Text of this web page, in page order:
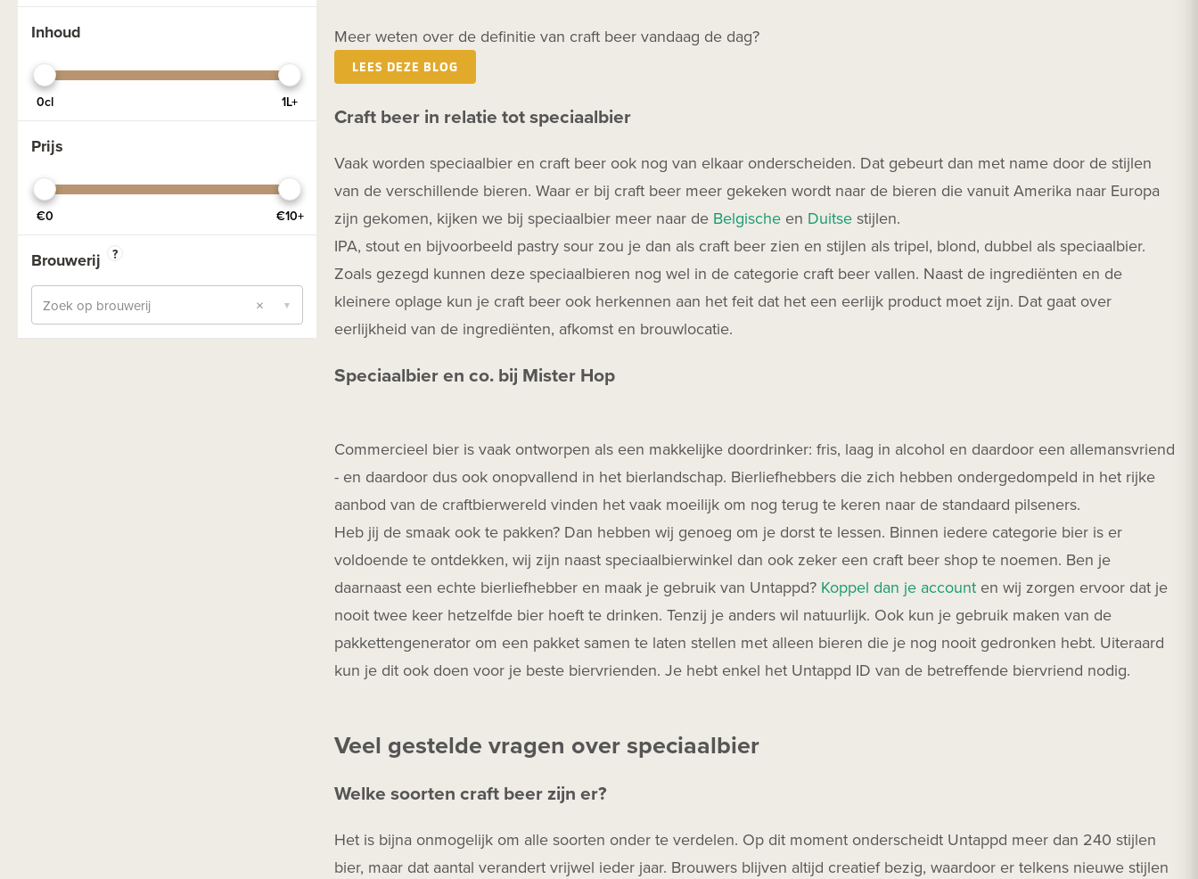
Glutenvrij
Pils
Porter
Session
Stout Coffee
Ghana
Kroatië
Nederland
Polen
Roemenie
Inhoud
0cl 1L+
Prijs
€0 €10+
Brouwerij ?
Zoek op brouwerij × ▼
Meer weten over de definitie van craft beer vandaag de dag?
LEES DEZE BLOG
Craft beer in relatie tot speciaalbier
Vaak worden speciaalbier en craft beer ook nog van elkaar onderscheiden. Dat gebeurt dan met name door de stijlen
van de verschillende bieren. Waar er bij craft beer meer gekeken wordt naar de bieren die vanuit Amerika naar Europa
zijn gekomen, kijken we bij speciaalbier meer naar de Belgische en Duitse stijlen.
IPA, stout en bijvoorbeeld pastry sour zou je dan als craft beer zien en stijlen als tripel, blond, dubbel als speciaalbier.
Zoals gezegd kunnen deze speciaalbieren nog wel in de categorie craft beer vallen. Naast de ingrediënten en de
kleinere oplage kun je craft beer ook herkennen aan het feit dat het een eerlijk product moet zijn. Dat gaat over
eerlijkheid van de ingrediënten, afkomst en brouwlocatie.
Speciaalbier en co. bij Mister Hop
Commercieel bier is vaak ontworpen als een makkelijke doordrinker: fris, laag in alcohol en daardoor een allemansvriend
- en daardoor dus ook onopvallend in het bierlandschap. Bierliefhebbers die zich hebben ondergedompeld in het rijke
aanbod van de craftbierwereld vinden het vaak moeilijk om nog terug te keren naar de standaard pilseners.
Heb jij de smaak ook te pakken? Dan hebben wij genoeg om je dorst te lessen. Binnen iedere categorie bier is er
voldoende te ontdekken, wij zijn naast speciaalbierwinkel dan ook zeker een craft beer shop te noemen. Ben je
daarnaast een echte bierliefhebber en maak je gebruik van Untappd? Koppel dan je account en wij zorgen ervoor dat je
nooit twee keer hetzelfde bier hoeft te drinken. Tenzij je anders wil natuurlijk. Ook kun je gebruik maken van de
pakkettengenerator om een pakket samen te laten stellen met alleen bieren die je nog nooit gedronken hebt. Uiteraard
kun je dit ook doen voor je beste biervrienden. Je hebt enkel het Untappd ID van de betreffende biervriend nodig.
Veel gestelde vragen over speciaalbier
Welke soorten craft beer zijn er?
Het is bijna onmogelijk om alle soorten onder te verdelen. Op dit moment onderscheidt Untappd meer dan 240 stijlen
bier, maar dat aantal verandert vrijwel ieder jaar. Brouwers blijven altijd creatief bezig, waardoor er telkens nieuwe stijlen